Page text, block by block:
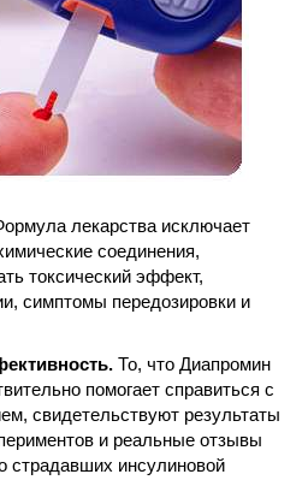
лекарства исключает
соединения,
токсический эффект,
симптомы передозировки и
То, что Диапромин
помогает справиться с
свидетельствуют результаты
и реальные отзывы
страдавших инсулиновой